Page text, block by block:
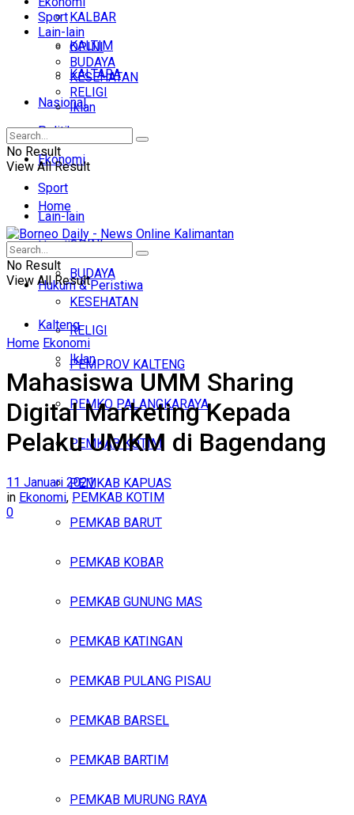
KALBAR
KALTIM
KALTARA
Nasional
Politik
Ekonomi
Sport
Lain-lain
OPINI
BUDAYA
KESEHATAN
RELIGI
Iklan
Sabtu, Agustus 8, 2026
Sport
Lain-lain
OPINI
BUDAYA
KESEHATAN
RELIGI
Iklan
No Result
View All Result
Home
Headline
Hukum & Peristiwa
Kalteng
PEMPROV KALTENG
PEMKO PALANGKARAYA
PEMKAB KOTIM
PEMKAB KAPUAS
PEMKAB BARUT
PEMKAB KOBAR
PEMKAB GUNUNG MAS
PEMKAB KATINGAN
PEMKAB PULANG PISAU
PEMKAB BARSEL
PEMKAB BARTIM
PEMKAB MURUNG RAYA
No Result
View All Result
Home Ekonomi
Mahasiswa UMM Sharing
Digital Marketing Kepada
Pelaku UMKM di Bagendang
11 Januari 2021
in Ekonomi, PEMKAB KOTIM
0